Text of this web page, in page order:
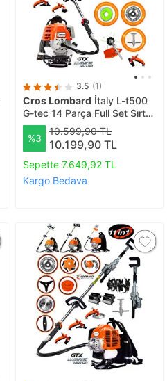
3.5 (1)
Cros Lombard İtaly L-t500
G-tec 14 Parça Full Set Sırt
Tipi Benzinli Çalı Çim Biçme
Tırpanı Güçlü Yüksek
Performans
%3
10.599,90 TL
10.199,90 TL
Sepette 7.649,92 TL
Kargo Bedava